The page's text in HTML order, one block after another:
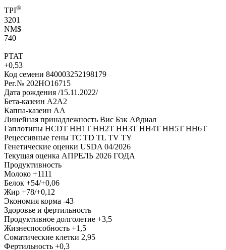
TPI®
3201
NM$
740
PTAT
+0,53
Код семени 840003252198179
Рег.№ 202HO16715
Дата рождения /15.11.2022/
Бета-казеин A2A2
Каппа-казеин AA
Линейная принадлежность Вис Бэк Айдиал
Гаплотипы HCDT HH1T HH2T HH3T HH4T HH5T HH6T
Рецессивные гены TC TD TL TV TY
Генетические оценки USDA 04/2026
Текущая оценка АПРЕЛЬ 2026 ГОДА
Продуктивность
Молоко +1111
Белок +54/+0,06
Жир +78/+0,12
Экономия корма -43
Здоровье и фертильность
Продуктивное долголетие +3,5
Жизнеспособность +1,5
Соматические клетки 2,95
Фертильность +0,3